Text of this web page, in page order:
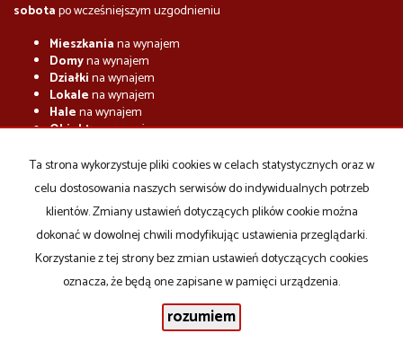
sobotapo wcześniejszym uzgodnieniu
Mieszkaniana wynajem
Domyna wynajem
Działkina wynajem
Lokalena wynajem
Halena wynajem
Obiektyna wynajem
Mieszkaniana sprzedaż
na sprzedaż
Działkina sprzedaż
Lokalena sprzedaż
Halena sprzedaż
Obiektyna sprzedaż
Program dla biur nieruchomości
Ta strona wykorzystuje pliki cookies w celach statystycznych oraz w
celu dostosowania naszych serwisów do indywidualnych potrzeb
klientów. Zmiany ustawień dotyczących plików cookie można
dokonać w dowolnej chwili modyfikując ustawienia przeglądarki.
Korzystanie z tej strony bez zmian ustawień dotyczących cookies
oznacza, że będą one zapisane w pamięci urządzenia.
rozumiem